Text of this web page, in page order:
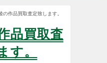
の作品買取査定致します。
品買取査
す。